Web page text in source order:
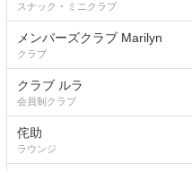
スナック ･ ミニクラブ
メンバーズクラブ Marilyn
クラブ
クラブ ルラ
会員制クラブ
侘助
ラウンジ